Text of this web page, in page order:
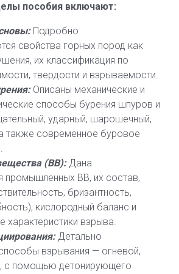
пособия включают:
Подробно
свойства горных пород как
их классификация по
твердости и взрываемости.
Описаны механические и
способы бурения шпуров и
ударный, шарошечный,
также современное буровое
(ВВ): Дана
промышленных ВВ, их состав,
бризантность,
кислородный баланс и
характеристики взрыва.
Детально
взрывания — огневой,
с помощью детонирующего